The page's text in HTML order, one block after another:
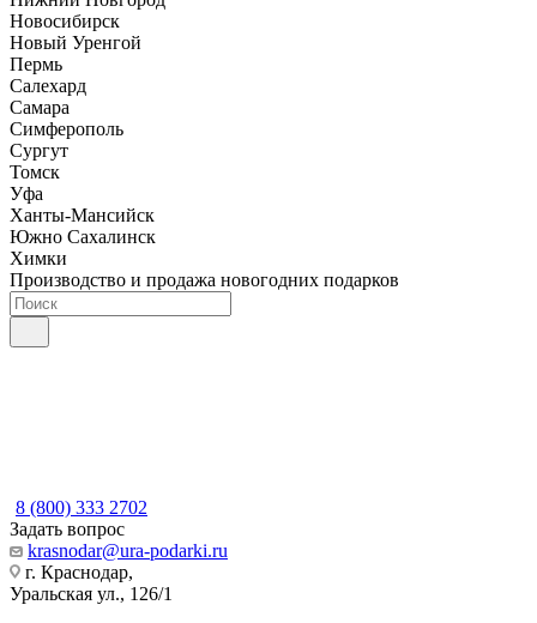
Новосибирск
Новый Уренгой
Пермь
Салехард
Самара
Симферополь
Сургут
Томск
Уфа
Ханты-Мансийск
Южно Сахалинск
Химки
Производство и продажа новогодних подарков
8 (800) 333 2702
Задать вопрос
krasnodar@ura-podarki.ru
г. Краснодар,
Уральская ул., 126/1